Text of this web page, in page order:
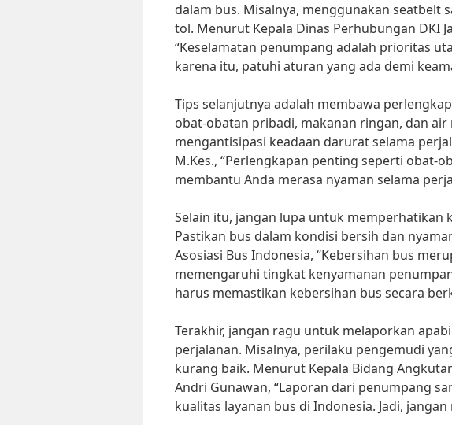
dalam bus. Misalnya, menggunakan seatbelt
tol. Menurut Kepala Dinas Perhubungan DKI
“Keselamatan penumpang adalah prioritas
karena itu, patuhi aturan yang ada demi
Tips selanjutnya adalah membawa
obat-obatan pribadi, makanan ringan, dan
mengantisipasi keadaan darurat selama
M.Kes., “Perlengkapan penting seperti obat-
membantu Anda merasa nyaman selama
Selain itu, jangan lupa untuk memperhatikan
Pastikan bus dalam kondisi bersih dan
Asosiasi Bus Indonesia, “Kebersihan bus
memengaruhi tingkat kenyamanan
harus memastikan kebersihan bus secara
Terakhir, jangan ragu untuk melaporkan
perjalanan. Misalnya, perilaku pengemudi
kurang baik. Menurut Kepala Bidang
Andri Gunawan, “Laporan dari penumpang
kualitas layanan bus di Indonesia. Jadi,